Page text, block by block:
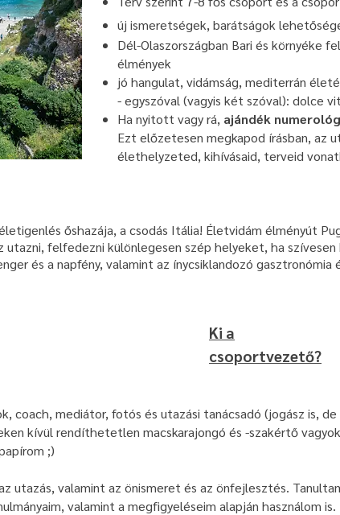
új ismeretségek, barátságok
Dél-Olaszországban Bari és környéke
élmények
jó hangulat, vidámság, mediterrán
-egyszóval (vagyis két szóval): dolce
Ha nyitott vagy rá, ajándék
Ezt előzetesen megkapod írásban, az
élethelyzeted, kihívásaid, terveid
őshazája, a csodás Itália! Életvidám élményút
utazni, felfedezni különlegesen szép helyeket, ha
és a napfény, valamint az ínycsiklandozó
Ki a
csoportvezető?
coach, mediátor, fotós és utazási tanácsadó (jogász is,
kívül rendíthetetlen macskarajongó és -szakértő
;)
utazás, valamint az önismeret és az önfejlesztés.
valamint a megfigyeléseim alapján használom is.